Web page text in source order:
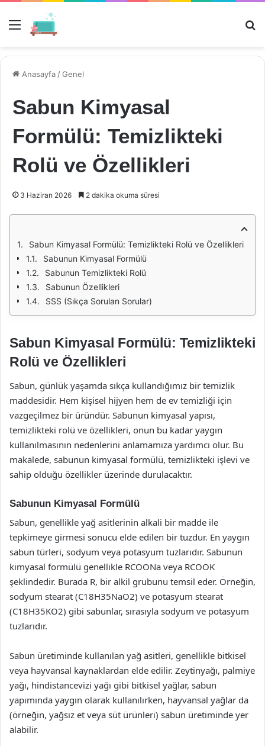
Menü
Anasayfa /Genel
Sabun Kimyasal
Formülü: Temizlikteki
Rolü ve Özellikleri
3 Haziran 2026 2 dakika okuma süresi
Sabun Kimyasal Formülü: Temizlikteki Rolü ve Özellikleri
Sabunun Kimyasal Formülü
Sabunun Temizlikteki Rolü
Sabunun Özellikleri
SSS (Sıkça Sorulan Sorular)
Sabun Kimyasal Formülü: Temizlikteki
Rolü ve Özellikleri
Sabun, günlük yaşamda sıkça kullandığımız bir temizlik
maddesidir. Hem kişisel hijyen hem de ev temizliği için
vazgeçilmez bir üründür. Sabunun kimyasal yapısı,
temizlikteki rolü ve özellikleri, onun bu kadar yaygın
kullanılmasının nedenlerini anlamamıza yardımcı olur. Bu
makalede, sabunun kimyasal formülü, temizlikteki işlevi ve
sahip olduğu özellikler üzerinde durulacaktır.
Sabunun Kimyasal Formülü
Sabun, genellikle yağ asitlerinin alkali bir madde ile
tepkimeye girmesi sonucu elde edilen bir tuzdur. En yaygın
sabun türleri, sodyum veya potasyum tuzlarıdır. Sabunun
kimyasal formülü genellikle RCOONa veya RCOOK
şeklindedir. Burada R, bir alkil grubunu temsil eder. Örneğin,
sodyum stearat (C18H35NaO2) ve potasyum stearat
(C18H35KO2) gibi sabunlar, sırasıyla sodyum ve potasyum
tuzlarıdır.
Sabun üretiminde kullanılan yağ asitleri, genellikle bitkisel
veya hayvansal kaynaklardan elde edilir. Zeytinyağı, palmiye
yağı, hindistancevizi yağı gibi bitkisel yağlar, sabun
yapımında yaygın olarak kullanılırken, hayvansal yağlar da
(örneğin, yağsız et veya süt ürünleri) sabun üretiminde yer
alabilir.